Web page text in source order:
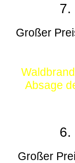
7.
Großer
Absage
6.
Großer